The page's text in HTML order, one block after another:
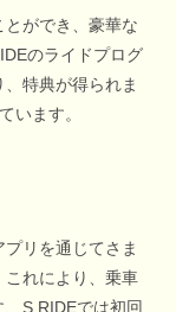
ができ、豪華な
のライドプログ
特典が得られま
います。
リを通じてさま
これにより、乗車
S.RIDEでは初回